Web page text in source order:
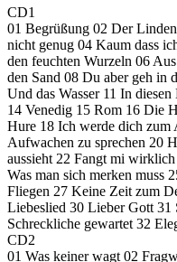
CD1
01 Begrüßung 02 Der
nicht genug 04 Kaum dass
den feuchten Wurzeln 06
den Sand 08 Du aber geh in
Und das Wasser 11 In
14 Venedig 15 Rom 16 Die
Hure 18 Ich werde dich zum
Aufwachen zu sprechen 20
aussieht 22 Fangt mi
Was man sich merken muss
Fliegen 27 Keine Zeit zum
Liebeslied 30 Lieber Gott 31
Schreckliche gewartet 32
CD2
01 Was keiner wagt 02